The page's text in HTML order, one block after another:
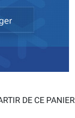
DE CE PANIER